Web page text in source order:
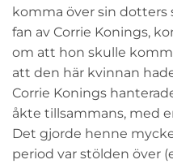
komma över sin dotters
fan av Corrie Konings,
om att hon skulle
att den här kvinnan
Corrie Konings
åkte tillsammans, med
Det gjorde henne
period var stölden över